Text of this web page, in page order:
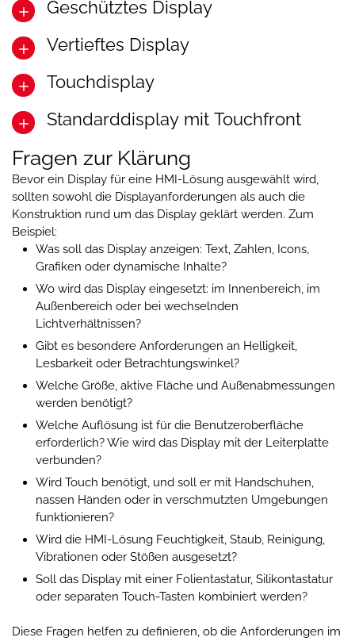
Eine Frontfolie mit erhabenen Silikontasten
Anwendungen, bei denen der Benutzer eine
klare taktile Rückmeldung benötigt, zum
Beispiel bei Bedienung mit Handschuhen oder
in Umgebungen mit eingeschränkter Sicht.
Geschütztes Display
Ein Displaybereich aus Coverglas kombiniert mit
Anwendungen, bei denen sowohl Displayschutz
als auch taktile Rückmeldung wichtig sind.
Vertieftes Display
Eine Silikonfront mit integrierten
besten geeignet für Anwendungen, bei denen
die HMI-Lösung Stößen, grober Handhabung
oder anspruchsvollen Umgebungen ausgesetzt
ist.
Touchdisplay
Ein Touchdisplaymit festen Touch-
Displaybereich. Am besten geeignet für
Anwendungen, bei denen der Benutzer eine
dynamische Touchscreen-Oberfläche benötigt,
aber gleichzeitig von festen Bedienelementen
für Hauptfunktionen profitiert.
Standarddisplay mit Touchfront
Ein Standarddisplay kombiniert mit einer
kapazitiven Touchfoliein der Frontkonstruktion.
Am besten geeignet für Anwendungen, bei
denen das Display selbst nicht touchfähig sein
muss, die HMI-Lösung aber von einer flachen
Front mit integrierten Touch-Bedienelementen
profitiert.
Fragen zur Klärung
Bevor ein Display für eine HMI-Lösung ausgewählt wird,
sollten sowohl die Displayanforderungen als auch die
Konstruktion rund um das Display geklärt werden. Zum
Beispiel:
Was soll das Display anzeigen: Text, Zahlen, Icons,
Grafiken oder dynamische Inhalte?
Wo wird das Display eingesetzt: im Innenbereich, im
Außenbereich oder bei wechselnden
Lichtverhältnissen?
Gibt es besondere Anforderungen an Helligkeit,
Lesbarkeit oder Betrachtungswinkel?
Welche Größe, aktive Fläche und Außenabmessungen
werden benötigt?
Welche Auflösung ist für die Benutzeroberfläche
erforderlich? Wie wird das Display mit der Leiterplatte
verbunden?
Wird Touch benötigt, und soll er mit Handschuhen,
nassen Händen oder in verschmutzten Umgebungen
funktionieren?
Wird die HMI-Lösung Feuchtigkeit, Staub, Reinigung,
Vibrationen oder Stößen ausgesetzt?
Soll das Display mit einer Folientastatur, Silikontastatur
oder separaten Touch-Tasten kombiniert werden?
Diese Fragen helfen zu definieren, ob die Anforderungen im